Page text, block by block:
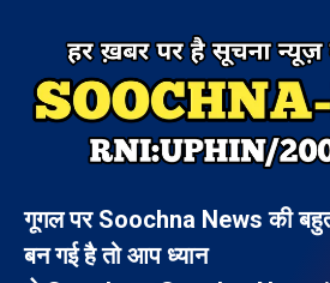
गूगल पर Soochna News की बहुत
बन गई है तो आप ध्यान